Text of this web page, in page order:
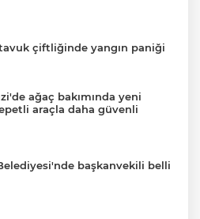
çiftliğinde yangın paniği
ağaç bakımında yeni
araçla daha güvenli
başkanvekili belli